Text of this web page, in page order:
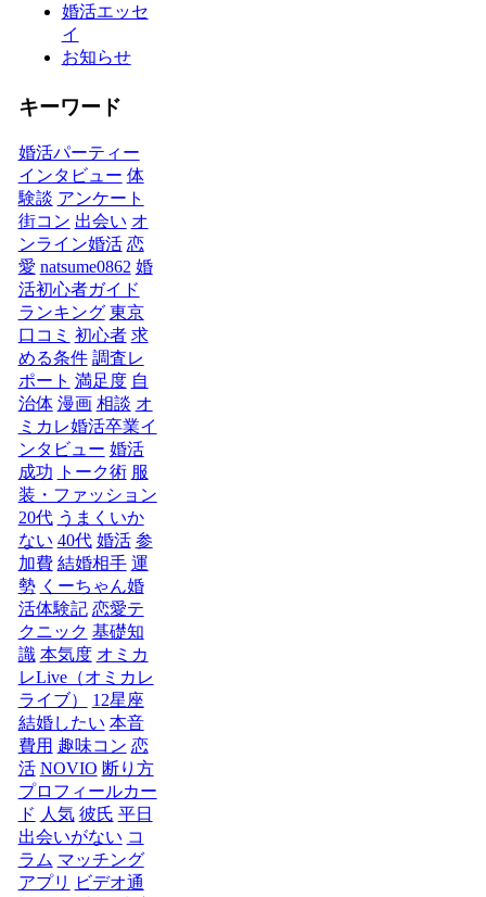
婚活エッセ
イ
お知らせ
キーワード
婚活パーティー
インタビュー 体
験談 アンケート
街コン 出会い オ
ンライン婚活 恋
愛 natsume0862 婚
活初心者ガイド
ランキング 東京
口コミ 初心者 求
める条件 調査レ
ポート 満足度 自
治体 漫画 相談 オ
ミカレ婚活卒業イ
ンタビュー 婚活
成功
トーク術 服
装・ファッション
20代 うまくいか
ない 40代 婚活 参
加費 結婚相手 運
勢 くーちゃん婚
活体験記 恋愛テ
クニック 基礎知
識 本気度 オミカ
レLive（オミカレ
ライブ）
12星座
結婚したい 本音
費用 趣味コン 恋
活 NOVIO 断り方
プロフィールカー
ド 人気 彼氏 平日
出会いがない コ
ラム マッチング
アプリ
ビデオ通